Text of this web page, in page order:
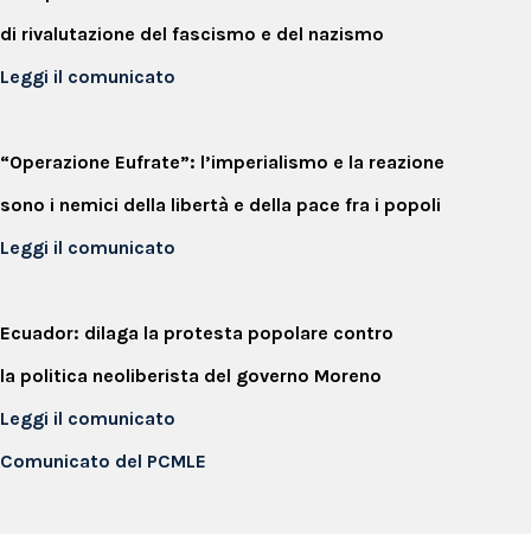
di rivalutazione del fascismo e del nazismo
Leggi il comunicato
“Operazione Eufrate”: l’imperialismo e la reazione
sono i nemici della libertà e della pace fra i popoli
Leggi il comunicato
Ecuador: dilaga la protesta popolare contro
la politica neoliberista del governo Moreno
Leggi il comunicato
Comunicato del PCMLE